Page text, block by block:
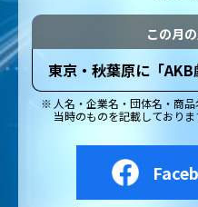
この月
東京・秋葉原に「
人名・企業名・団体名・商品
当時のものを記載しておりま